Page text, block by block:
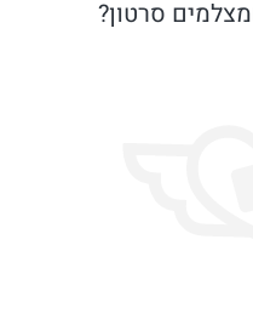
סרטון?